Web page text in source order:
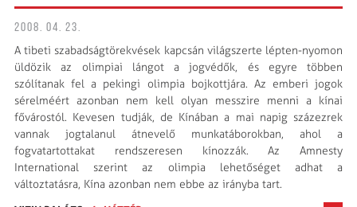
2008. 04. 23.
A tibeti szabadságtörekvések kapcsán világszerte lépten-nyomon
üldözik az olimpiai lángot a jogvédők, és egyre töb­ben
szólítanak fel a pekingi olimpia boj­kottjára. Az emberi jogok
sérelméért azonban nem kell olyan messzire menni a kínai
fővárostól. Kevesen tudják, de Kínában a mai napig százezrek
vannak jogtalanul átnevelő munka­tábo­rokban, ahol a
fogvatartottakat rend­szeresen kí­nozzák. Az Amnesty
International sze­rint az olimpia lehetőséget adhat a
változtatásra, Kína azonban nem ebbe az irányba tart.